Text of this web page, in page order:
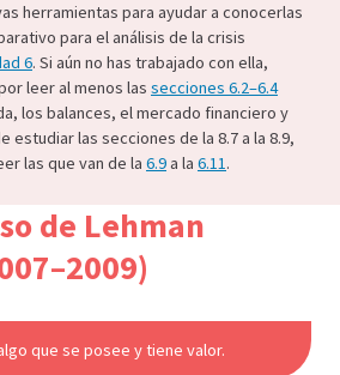
herramientas para ayudar a conocerlas
para el análisis de la crisis
6. Si aún no has trabajado con ella,
leer al menos las secciones 6.2–6.4
los balances, el mercado financiero y
estudiar las secciones de la 8.7 a la 8.9,
las que van de la 6.9a la 6.11.
de Lehman
que se posee y tiene valor.